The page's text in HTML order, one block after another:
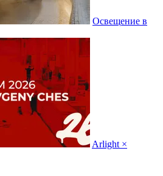
Освещение в
Arlight ×